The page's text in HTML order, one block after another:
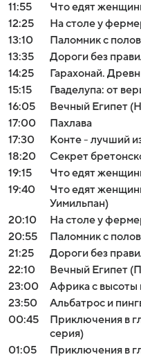
11:55
Что едят
12:25
На столе у
13:10
Паломник с
13:35
Дороги без
14:25
Гарахонай.
15:15
Гваделупа: от
16:05
Вечный Египет
17:00
Пахлава
17:30
Конте - лучший
18:20
Секрет
19:15
Что едят
19:40
Что едят
Уимильпан)
20:10
На столе у
20:55
Паломник с
21:25
Дороги без
22:10
Вечный Египет
23:00
Африка с высоты
23:50
Альбатрос и
00:45
Приключения в
серия)
01:05
Приключения в